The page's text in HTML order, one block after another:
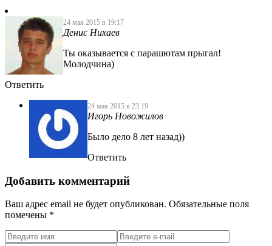
24 мая 2015 в 19:17
Денис Нихаев
Ты оказывается с парашютам прыгал!
Молодчина)
Ответить
24 мая 2015 в 23:19
Игорь Новожилов
Было дело 8 лет назад))
Ответить
Добавить комментарий
Ваш адрес email не будет опубликован. Обязательные поля
помечены *